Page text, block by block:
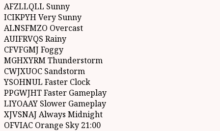
AFZLLQLL Sunny
ICIKPYH Very Sunny
ALNSFMZO Overcast
AUIFRVQS Rainy
CFVFGMJ Foggy
MGHXYRM Thunderstorm
CWJXUOC Sandstorm
YSOHNUL Faster Clock
PPGWJHT Faster Gameplay
LIYOAAY Slower Gameplay
XJVSNAJ Always Midnight
OFVIAC Orange Sky 21:00